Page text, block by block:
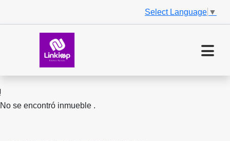
Select Language ▼
No se encontró inmueble .